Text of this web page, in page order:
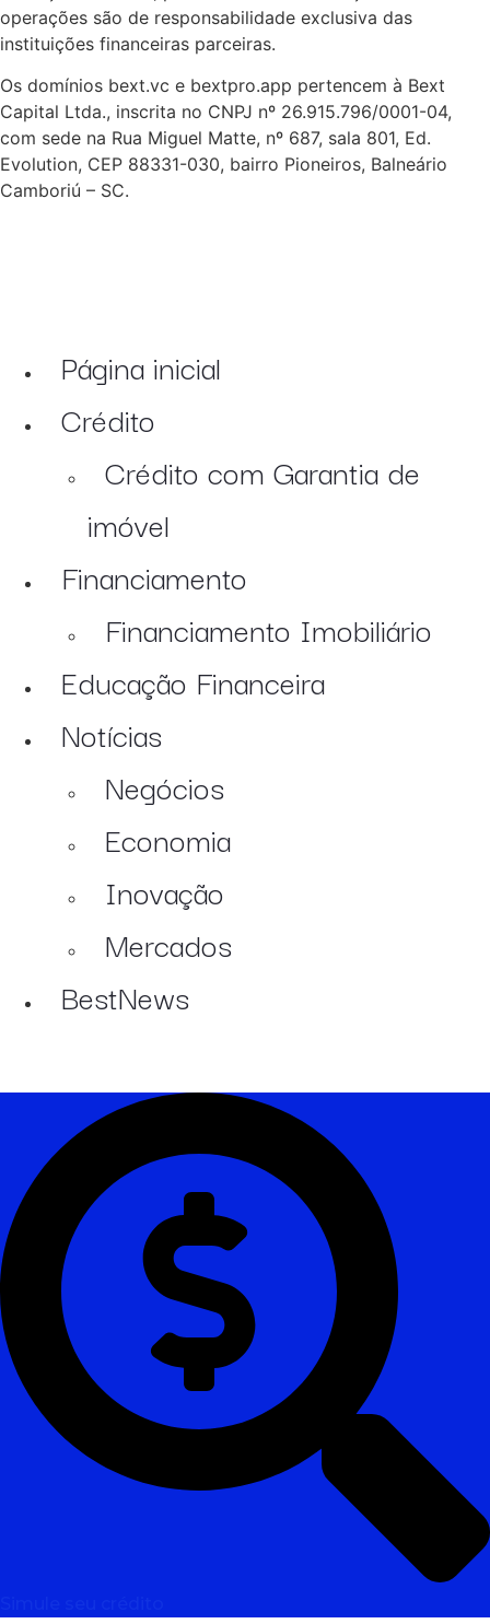
operações são de responsabilidade exclusiva das
instituições financeiras parceiras.
Os domínios bext.vc e bextpro.app pertencem à Bext
Capital Ltda., inscrita no CNPJ nº 26.915.796/0001-04,
com sede na Rua Miguel Matte, nº 687, sala 801, Ed.
Evolution, CEP 88331-030, bairro Pioneiros, Balneário
Camboriú – SC.
Página inicial
Crédito
Crédito com Garantia de
imóvel
Financiamento
Financiamento Imobiliário
Educação Financeira
Notícias
Negócios
Economia
Inovação
Mercados
BestNews